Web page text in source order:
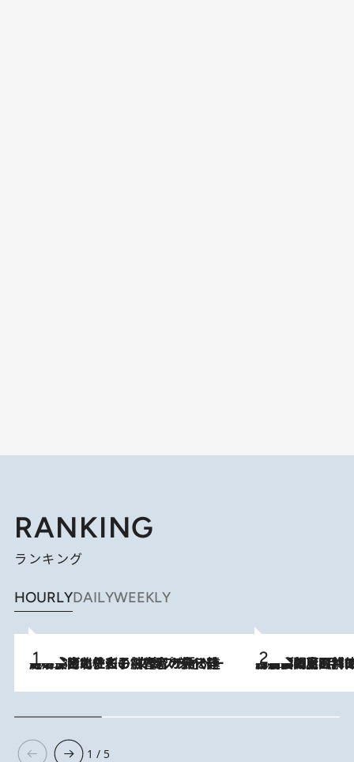
RANKING
ランキング
HOURLYDAILYWEEKLY
2026.8.3
《「文士の子ども被害者の会」発足！》阿川佐和子（72）が語る遠藤周作に北杜夫、劇作家・矢代静一の子どもたちの“文豪プライベート事件簿” 2026.8.8
「最後に見られてよかった」上野動物園の東園パンダ舎が解体前に特別公開。8月16日まで延長されたパネル展と共に辿る“半世紀”のパンダ飼育《解体工事の図面あり》
1 / 5